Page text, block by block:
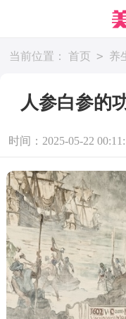
当前位置： 首页 > 养
人参白参的
时间：2025-05-22